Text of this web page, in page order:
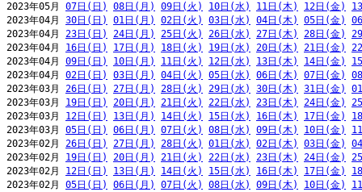
2023年05月 07日(日) 08日(月) 09日(火) 10日(水) 11日(木) 12日(金)
2023年04月 30日(日) 01日(月) 02日(火) 03日(水) 04日(木) 05日(金)
2023年04月 23日(日) 24日(月) 25日(火) 26日(水) 27日(木) 28日(金)
2023年04月 16日(日) 17日(月) 18日(火) 19日(水) 20日(木) 21日(金)
2023年04月 09日(日) 10日(月) 11日(火) 12日(水) 13日(木) 14日(金)
2023年04月 02日(日) 03日(月) 04日(火) 05日(水) 06日(木) 07日(金)
2023年03月 26日(日) 27日(月) 28日(火) 29日(水) 30日(木) 31日(金)
2023年03月 19日(日) 20日(月) 21日(火) 22日(水) 23日(木) 24日(金)
2023年03月 12日(日) 13日(月) 14日(火) 15日(水) 16日(木) 17日(金)
2023年03月 05日(日) 06日(月) 07日(火) 08日(水) 09日(木) 10日(金)
2023年02月 26日(日) 27日(月) 28日(火) 01日(水) 02日(木) 03日(金)
2023年02月 19日(日) 20日(月) 21日(火) 22日(水) 23日(木) 24日(金)
2023年02月 12日(日) 13日(月) 14日(火) 15日(水) 16日(木) 17日(金)
2023年02月 05日(日) 06日(月) 07日(火) 08日(水) 09日(木) 10日(金)